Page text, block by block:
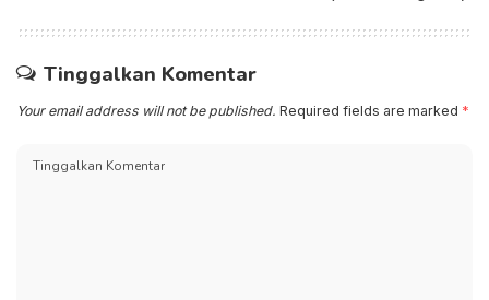
Tinggalkan Komentar
Your email address will not be published. Required fields are marked *